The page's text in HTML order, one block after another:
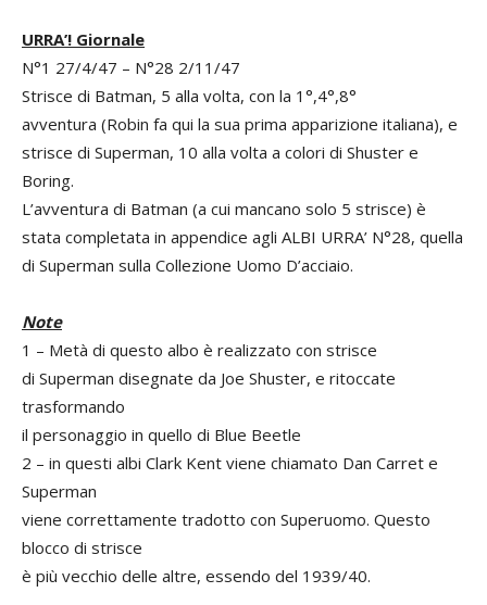
URRA’! Giornale
N°1 27/4/47 – N°28 2/11/47
Strisce di Batman, 5 alla volta, con la 1°,4°,8°
avventura (Robin fa qui la sua prima apparizione italiana), e
strisce di Superman, 10 alla volta a colori di Shuster e
Boring.
L’avventura di Batman (a cui mancano solo 5 strisce) è
stata completata in appendice agli ALBI URRA’ N°28, quella
di Superman sulla Collezione Uomo D’acciaio.
Note
1 – Metà di questo albo è realizzato con strisce
di Superman disegnate da Joe Shuster, e ritoccate
trasformando
il personaggio in quello di Blue Beetle
2 – in questi albi Clark Kent viene chiamato Dan Carret e
Superman
viene correttamente tradotto con Superuomo. Questo
blocco di strisce
è più vecchio delle altre, essendo del 1939/40.